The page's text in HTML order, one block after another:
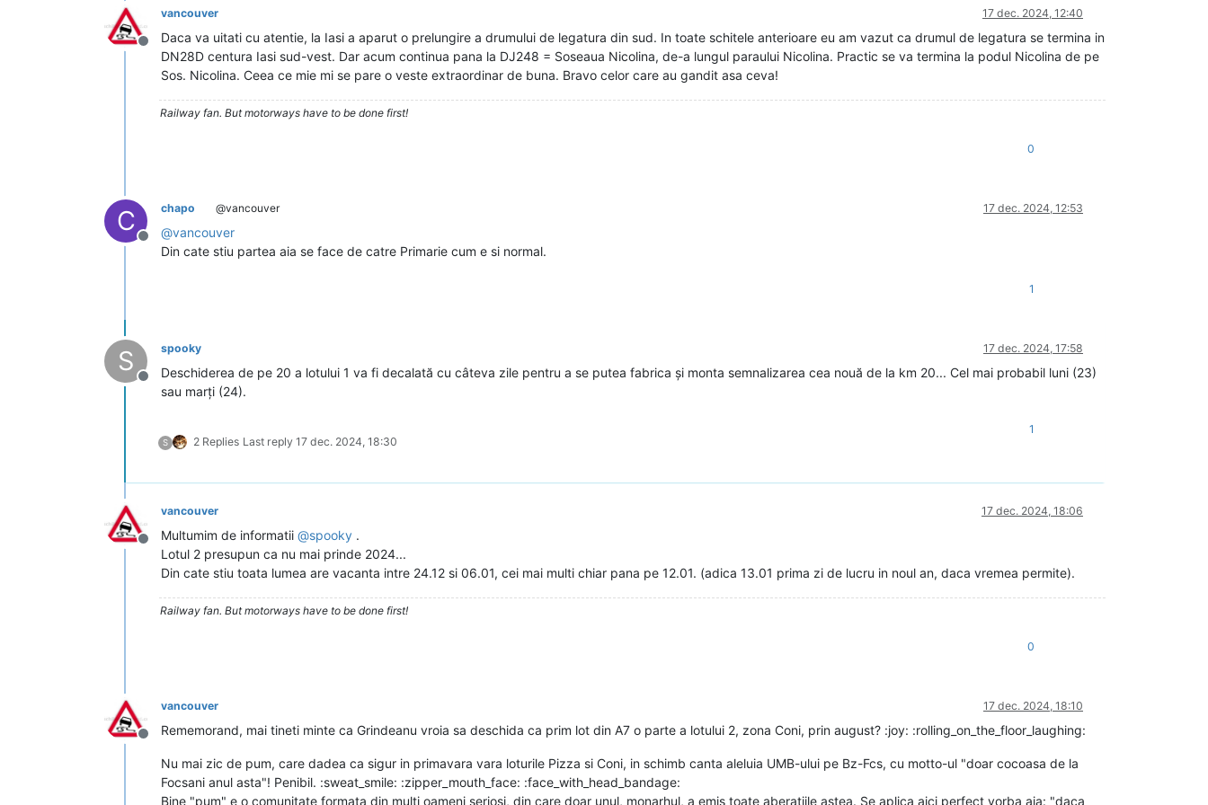
Deconectat
vancouver 17 dec. 2024, 12:40
Daca va uitati cu atentie, la Iasi a aparut o prelungire a drumului de legatura din sud. In toate schitele anterioare eu am vazut ca drumul de legatura se termina in
DN28D centura Iasi sud-vest. Dar acum continua pana la DJ248 = Soseaua Nicolina, de-a lungul paraului Nicolina. Practic se va termina la podul Nicolina de pe
Sos. Nicolina. Ceea ce mie mi se pare o veste extraordinar de buna. Bravo celor care au gandit asa ceva!
Railway fan. But motorways have to be done first!
0
C
Deconectat
chapo @vancouver 17 dec. 2024, 12:53
@vancouver
Din cate stiu partea aia se face de catre Primarie cum e si normal.
1
S
Deconectat
spooky 17 dec. 2024, 17:58
Deschiderea de pe 20 a lotului 1 va fi decalată cu câteva zile pentru a se putea fabrica și monta semnalizarea cea nouă de la km 20... Cel mai probabil luni (23)
sau marți (24).
S 2 Replies Last reply 17 dec. 2024, 18:30
1
Deconectat
vancouver 17 dec. 2024, 18:06
Multumim de informatii @spooky .
Lotul 2 presupun ca nu mai prinde 2024...
Din cate stiu toata lumea are vacanta intre 24.12 si 06.01, cei mai multi chiar pana pe 12.01. (adica 13.01 prima zi de lucru in noul an, daca vremea permite).
Railway fan. But motorways have to be done first!
0
Deconectat
vancouver 17 dec. 2024, 18:10
Rememorand, mai tineti minte ca Grindeanu vroia sa deschida ca prim lot din A7 o parte a lotului 2, zona Coni, prin august? :joy: :rolling_on_the_floor_laughing:
Nu mai zic de pum, care dadea ca sigur in primavara vara loturile Pizza si Coni, in schimb canta aleluia UMB-ului pe Bz-Fcs, cu motto-ul "doar cocoasa de la
Focsani anul asta"! Penibil. :sweat_smile: :zipper_mouth_face: :face_with_head_bandage:
Bine "pum" e o comunitate formata din multi oameni seriosi, din care doar unul, monarhul, a emis toate aberatiile astea. Se aplica aici perfect vorba aia: "daca